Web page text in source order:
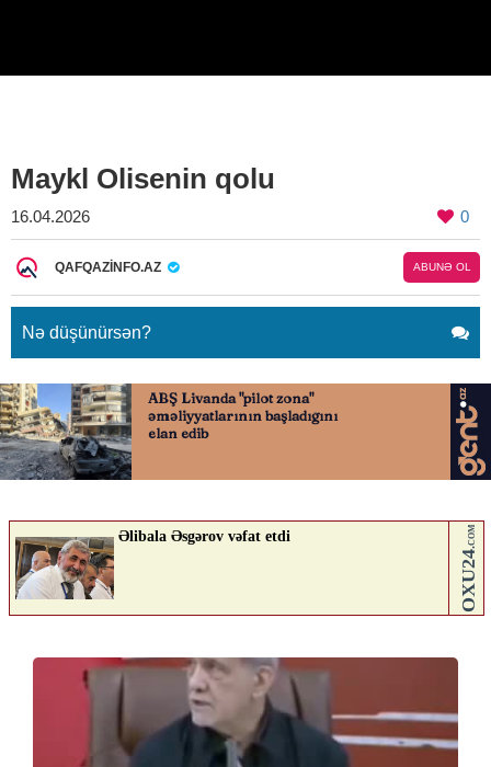
Maykl Olisenin qolu
16.04.2026 0
QAFQAZINFO.AZ ABUNƏ OL
Nə düşünürsən?